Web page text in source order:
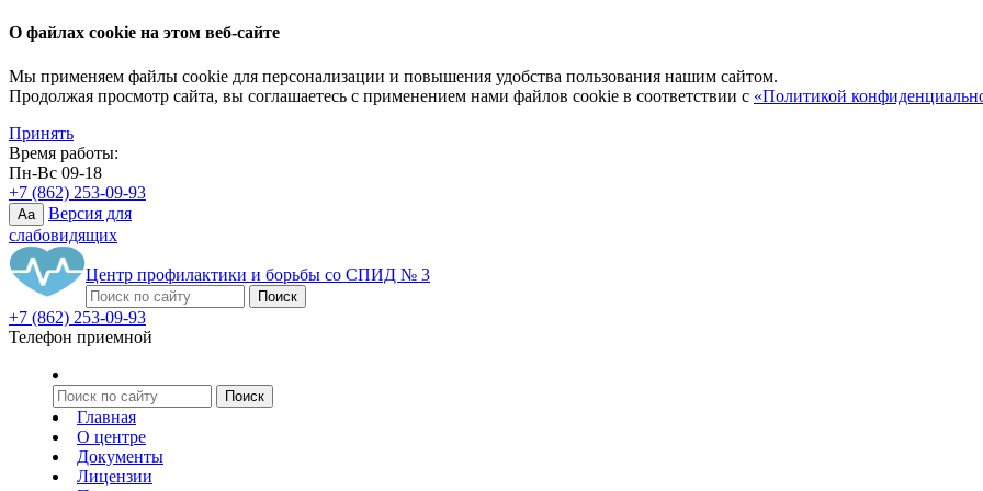
О файлах cookie на этом веб-сайте
Мы применяем файлы cookie для персонализации и повышения удобства пользования нашим сайтом.
Продолжая просмотр сайта, вы соглашаетесь с применением нами файлов cookie в соответствии с «Политикой
Принять
Время работы:
Пн-Вс 09-18
+7 (862) 253-09-93
Aa
Версия для
слабовидящих
Центр профилактики и борьбы со СПИД № 3
+7 (862) 253-09-93
Телефон приемной
Главная
О центре
Документы
Лицензии